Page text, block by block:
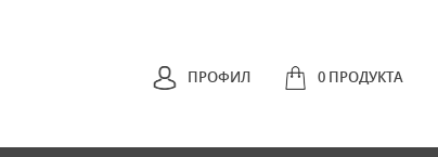
0 ПРОДУКТА
ПРОФИЛ